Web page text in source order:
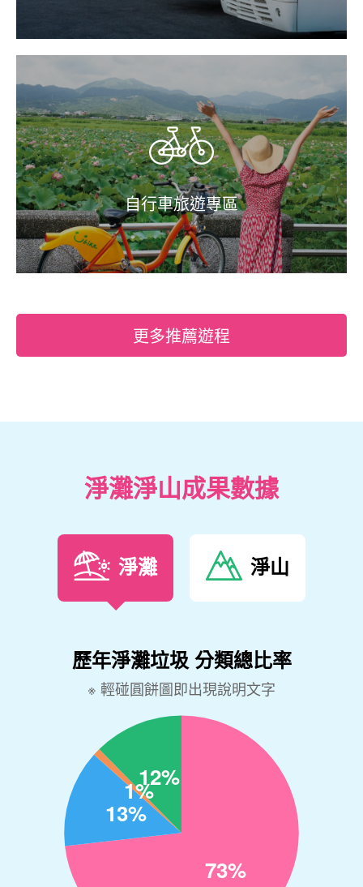
自行車旅遊專區
更多推薦遊程
淨灘淨山成果數據
淨灘 淨山